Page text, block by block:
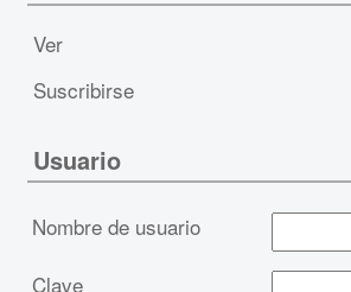
Ver
Suscribirse
Usuario
Nombre de usuario
Clave